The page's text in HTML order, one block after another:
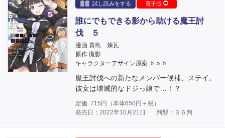
試し読みをする
電子版
誰にでもできる影から助ける魔王討
伐 ５
漫画 貴島 煉瓦
原作 槻影
キャラクターデザイン原案 ｂｏｂ
魔王討伐への新たなメンバー候補、ステイ。
彼女は壊滅的なドジっ娘で…！？
定価 715 円（本体650円＋税）
発売日：2022年10月21日
判型：Ｂ６判